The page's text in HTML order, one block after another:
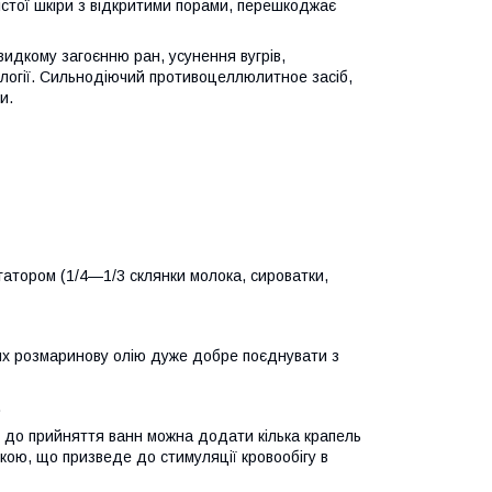
шкіри з відкритими порами, перешкоджає
загоєнню ран, усунення вугрів,
Сильнодіючий противоцеллюлитное засіб,
(1/4—1/3 склянки молока, сироватки,
розмаринову олію дуже добре поєднувати з
до прийняття ванн можна додати кілька крапель
що призведе до стимуляції кровообігу в